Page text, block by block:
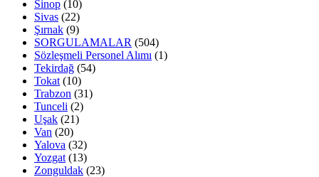
Sinop (10)
Sivas (22)
Şırnak (9)
SORGULAMALAR (504)
Sözleşmeli Personel Alımı (1)
Tekirdağ (54)
Tokat (10)
Trabzon (31)
Tunceli (2)
Uşak (21)
Van (20)
Yalova (32)
Yozgat (13)
Zonguldak (23)